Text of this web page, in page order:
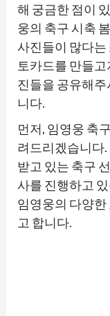
해 궁금한 점이
웅의 축구 시축
사진들이 많다는
토카드를 만들
진들을 공유해
니다.
먼저, 임영웅 축
려드리겠습니다
받고 있는 축구
사를 진행하고
임영웅의 다양
고 합니다.